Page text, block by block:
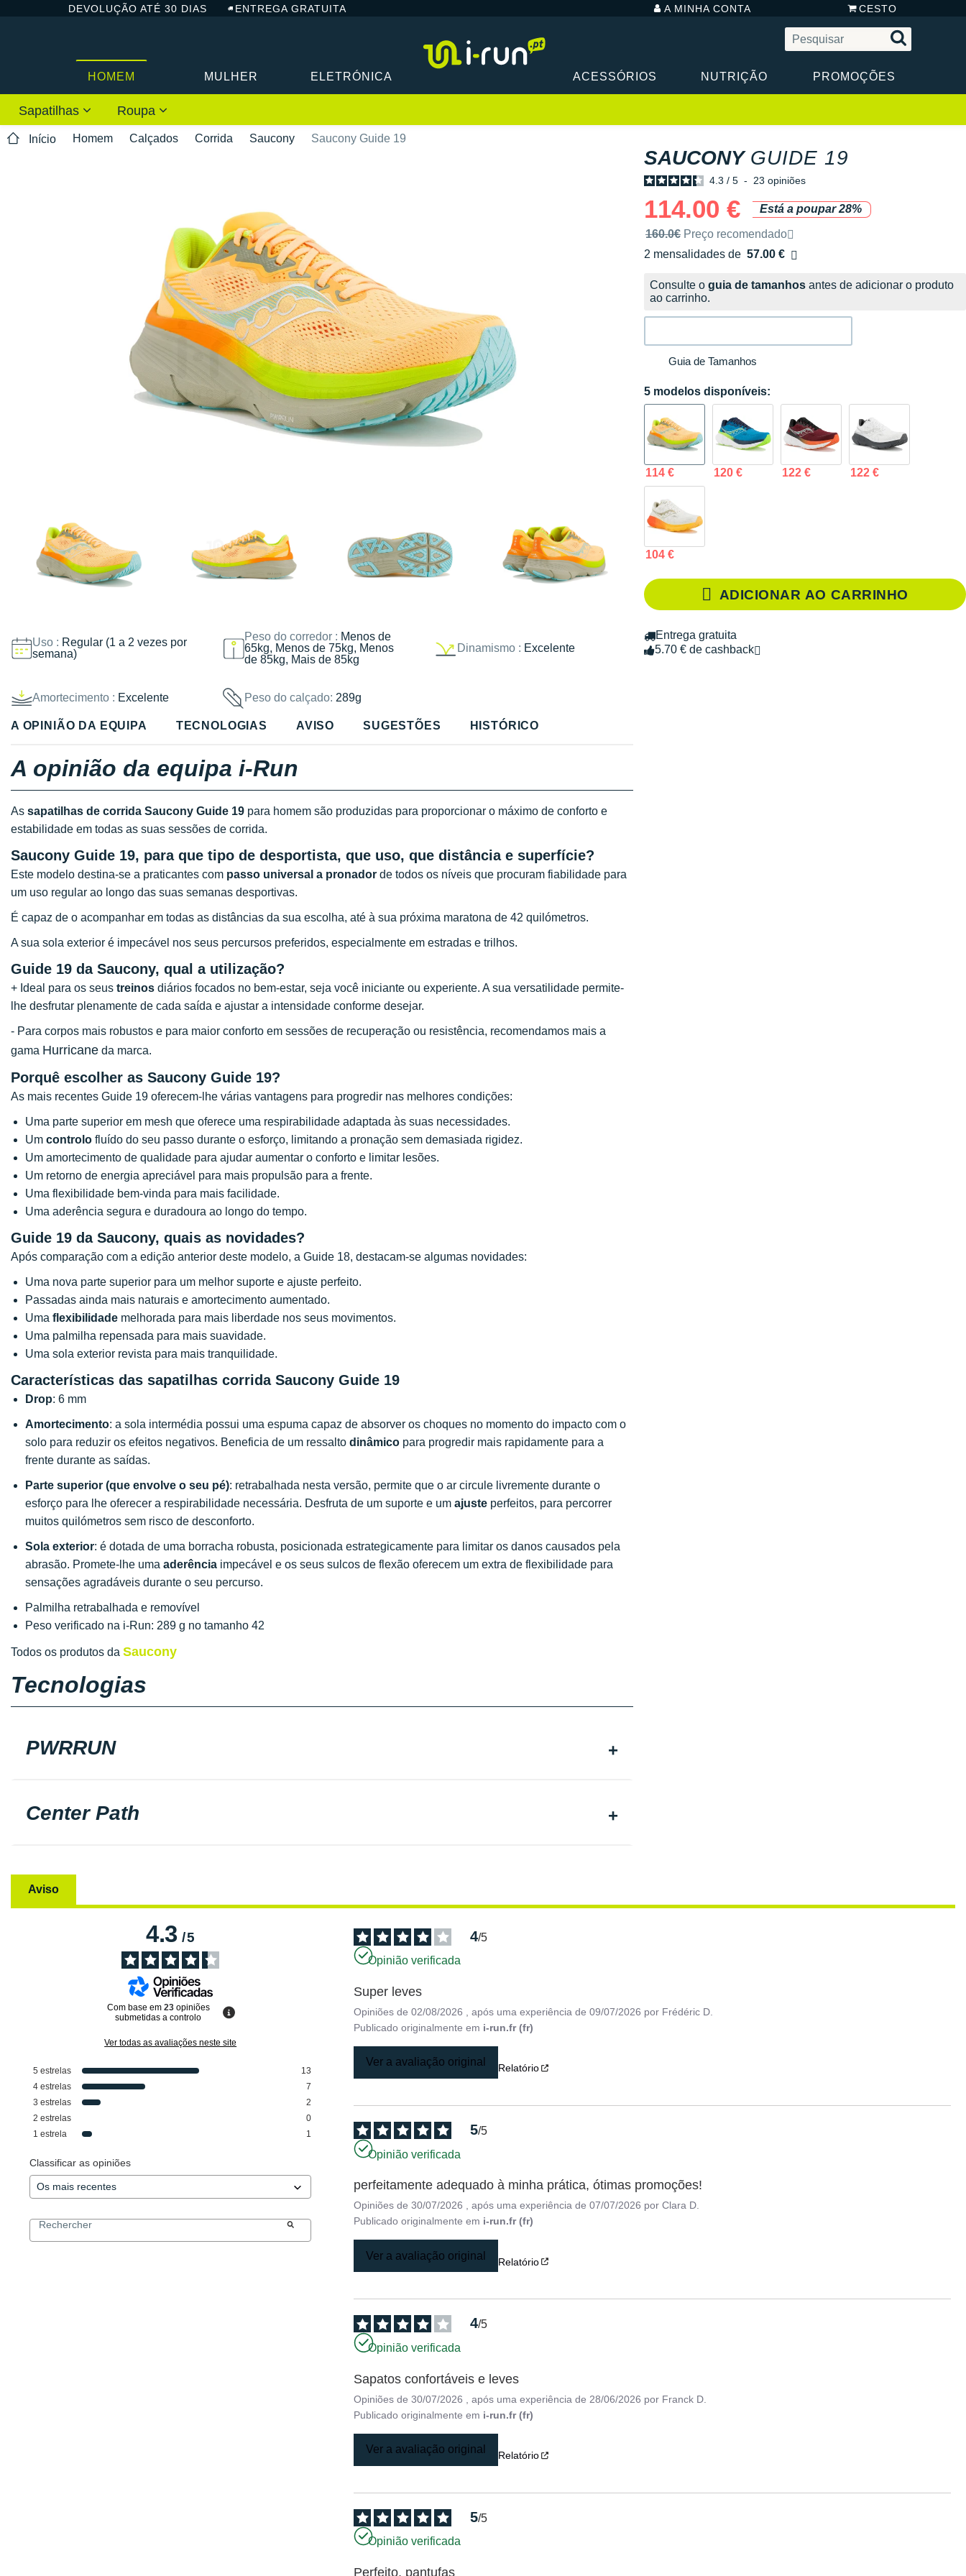
DEVOLUÇÃO ATÉ 30 DIAS ENTREGA GRATUITA A MINHA CONTA CESTO
HOMEM MULHER ELETRÓNICA ACESSÓRIOS NUTRIÇÃO PROMOÇÕES
Sapatilhas Roupa
Início Homem Calçados Corrida Saucony Saucony Guide 19
Uso : Regular (1 a 2 vezes por
semana)
Peso do corredor : Menos de
65kg, Menos de 75kg, Menos
de 85kg, Mais de 85kg
Dinamismo : Excelente
Amortecimento : Excelente Peso do calçado: 289g
SAUCONY GUIDE 19
4.3 / 5 - 23 opiniões
114.00 €
Está a poupar 28%
Preço de venda recomendado pela marca
160.0€ Preço recomendado
2 mensalidades de 57.00 €
sem custos
Consulte o guia de tamanhos antes de adicionar o produto
ao carrinho.
Guia de Tamanhos
5 modelos disponíveis:
114 € 120 € 122 € 122 €
104 €
ADICIONAR AO CARRINHO
Entrega gratuita
5.70 € de cashback
A OPINIÃO DA EQUIPA TECNOLOGIAS AVISO SUGESTÕES HISTÓRICO
A opinião da equipa i-Run
As sapatilhas de corrida Saucony Guide 19 para homem são produzidas para proporcionar o máximo de conforto e
estabilidade em todas as suas sessões de corrida.
Saucony Guide 19, para que tipo de desportista, que uso, que distância e superfície?
Este modelo destina-se a praticantes com passo universal a pronador de todos os níveis que procuram fiabilidade para
um uso regular ao longo das suas semanas desportivas.
É capaz de o acompanhar em todas as distâncias da sua escolha, até à sua próxima maratona de 42 quilómetros.
A sua sola exterior é impecável nos seus percursos preferidos, especialmente em estradas e trilhos.
Guide 19 da Saucony, qual a utilização?
+ Ideal para os seus treinos diários focados no bem-estar, seja você iniciante ou experiente. A sua versatilidade permite-
lhe desfrutar plenamente de cada saída e ajustar a intensidade conforme desejar.
- Para corpos mais robustos e para maior conforto em sessões de recuperação ou resistência, recomendamos mais a
gama Hurricane da marca.
Porquê escolher as Saucony Guide 19?
As mais recentes Guide 19 oferecem-lhe várias vantagens para progredir nas melhores condições:
Uma parte superior em mesh que oferece uma respirabilidade adaptada às suas necessidades.
Um controlo fluído do seu passo durante o esforço, limitando a pronação sem demasiada rigidez.
Um amortecimento de qualidade para ajudar aumentar o conforto e limitar lesões.
Um retorno de energia apreciável para mais propulsão para a frente.
Uma flexibilidade bem-vinda para mais facilidade.
Uma aderência segura e duradoura ao longo do tempo.
Guide 19 da Saucony, quais as novidades?
Após comparação com a edição anterior deste modelo, a Guide 18, destacam-se algumas novidades:
Uma nova parte superior para um melhor suporte e ajuste perfeito.
Passadas ainda mais naturais e amortecimento aumentado.
Uma flexibilidade melhorada para mais liberdade nos seus movimentos.
Uma palmilha repensada para mais suavidade.
Uma sola exterior revista para mais tranquilidade.
Características das sapatilhas corrida Saucony Guide 19
Drop: 6 mm
Amortecimento: a sola intermédia possui uma espuma capaz de absorver os choques no momento do impacto com o
solo para reduzir os efeitos negativos. Beneficia de um ressalto dinâmico para progredir mais rapidamente para a
frente durante as saídas.
Parte superior (que envolve o seu pé): retrabalhada nesta versão, permite que o ar circule livremente durante o
esforço para lhe oferecer a respirabilidade necessária. Desfruta de um suporte e um ajuste perfeitos, para percorrer
muitos quilómetros sem risco de desconforto.
Sola exterior: é dotada de uma borracha robusta, posicionada estrategicamente para limitar os danos causados pela
abrasão. Promete-lhe uma aderência impecável e os seus sulcos de flexão oferecem um extra de flexibilidade para
sensações agradáveis durante o seu percurso.
Palmilha retrabalhada e removível
Peso verificado na i-Run: 289 g no tamanho 42
Todos os produtos da Saucony
Tecnologias
PWRRUN
Center Path
Aviso
4.3/5
Com base em 23 opiniões
submetidas a controlo
Ver todas as avaliações neste site
5 estrelas
13
4 estrelas
7
3 estrelas
2
2 estrelas
0
1 estrela 1
Classificar as opiniões
4/5
Opinião verificada
Super leves
Opiniões de02/08/2026 , após uma experiência de09/07/2026 por Frédéric D.
Publicado originalmente em i-run.fr (fr)
Ver a avaliação original Relatório
5/5
Opinião verificada
perfeitamente adequado à minha prática, ótimas promoções!
Opiniões de30/07/2026 , após uma experiência de07/07/2026 porClara D.
Publicado originalmente em i-run.fr (fr)
Ver a avaliação original Relatório
4/5
Opinião verificada
Sapatos confortáveis e leves
Opiniões de30/07/2026 , após uma experiência de 28/06/2026 por Franck D.
Publicado originalmente em i-run.fr (fr)
Ver a avaliação original Relatório
5/5
Opinião verificada
Perfeito, pantufas